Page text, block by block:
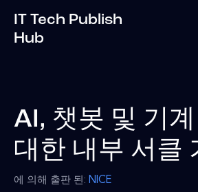
IT Tech Publish
Hub
AI, 챗봇 및 기계
대한 내부 서클
에 의해 출판 된: NICE